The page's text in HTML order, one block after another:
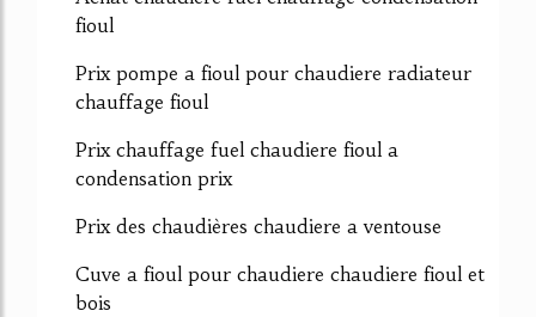
fioul
Prix pompe a fioul pour chaudiere radiateur
chauffage fioul
Prix chauffage fuel chaudiere fioul a
condensation prix
Prix des chaudières chaudiere a ventouse
Cuve a fioul pour chaudiere chaudiere fioul et
bois